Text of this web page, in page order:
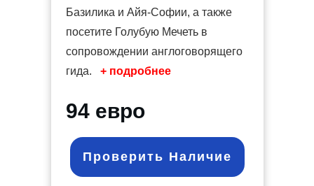
Базилика и Айя-Софии, а также
посетите Голубую Мечеть в
сопровождении англоговорящего
гида. + подробнее
94 евро
Проверить Наличие